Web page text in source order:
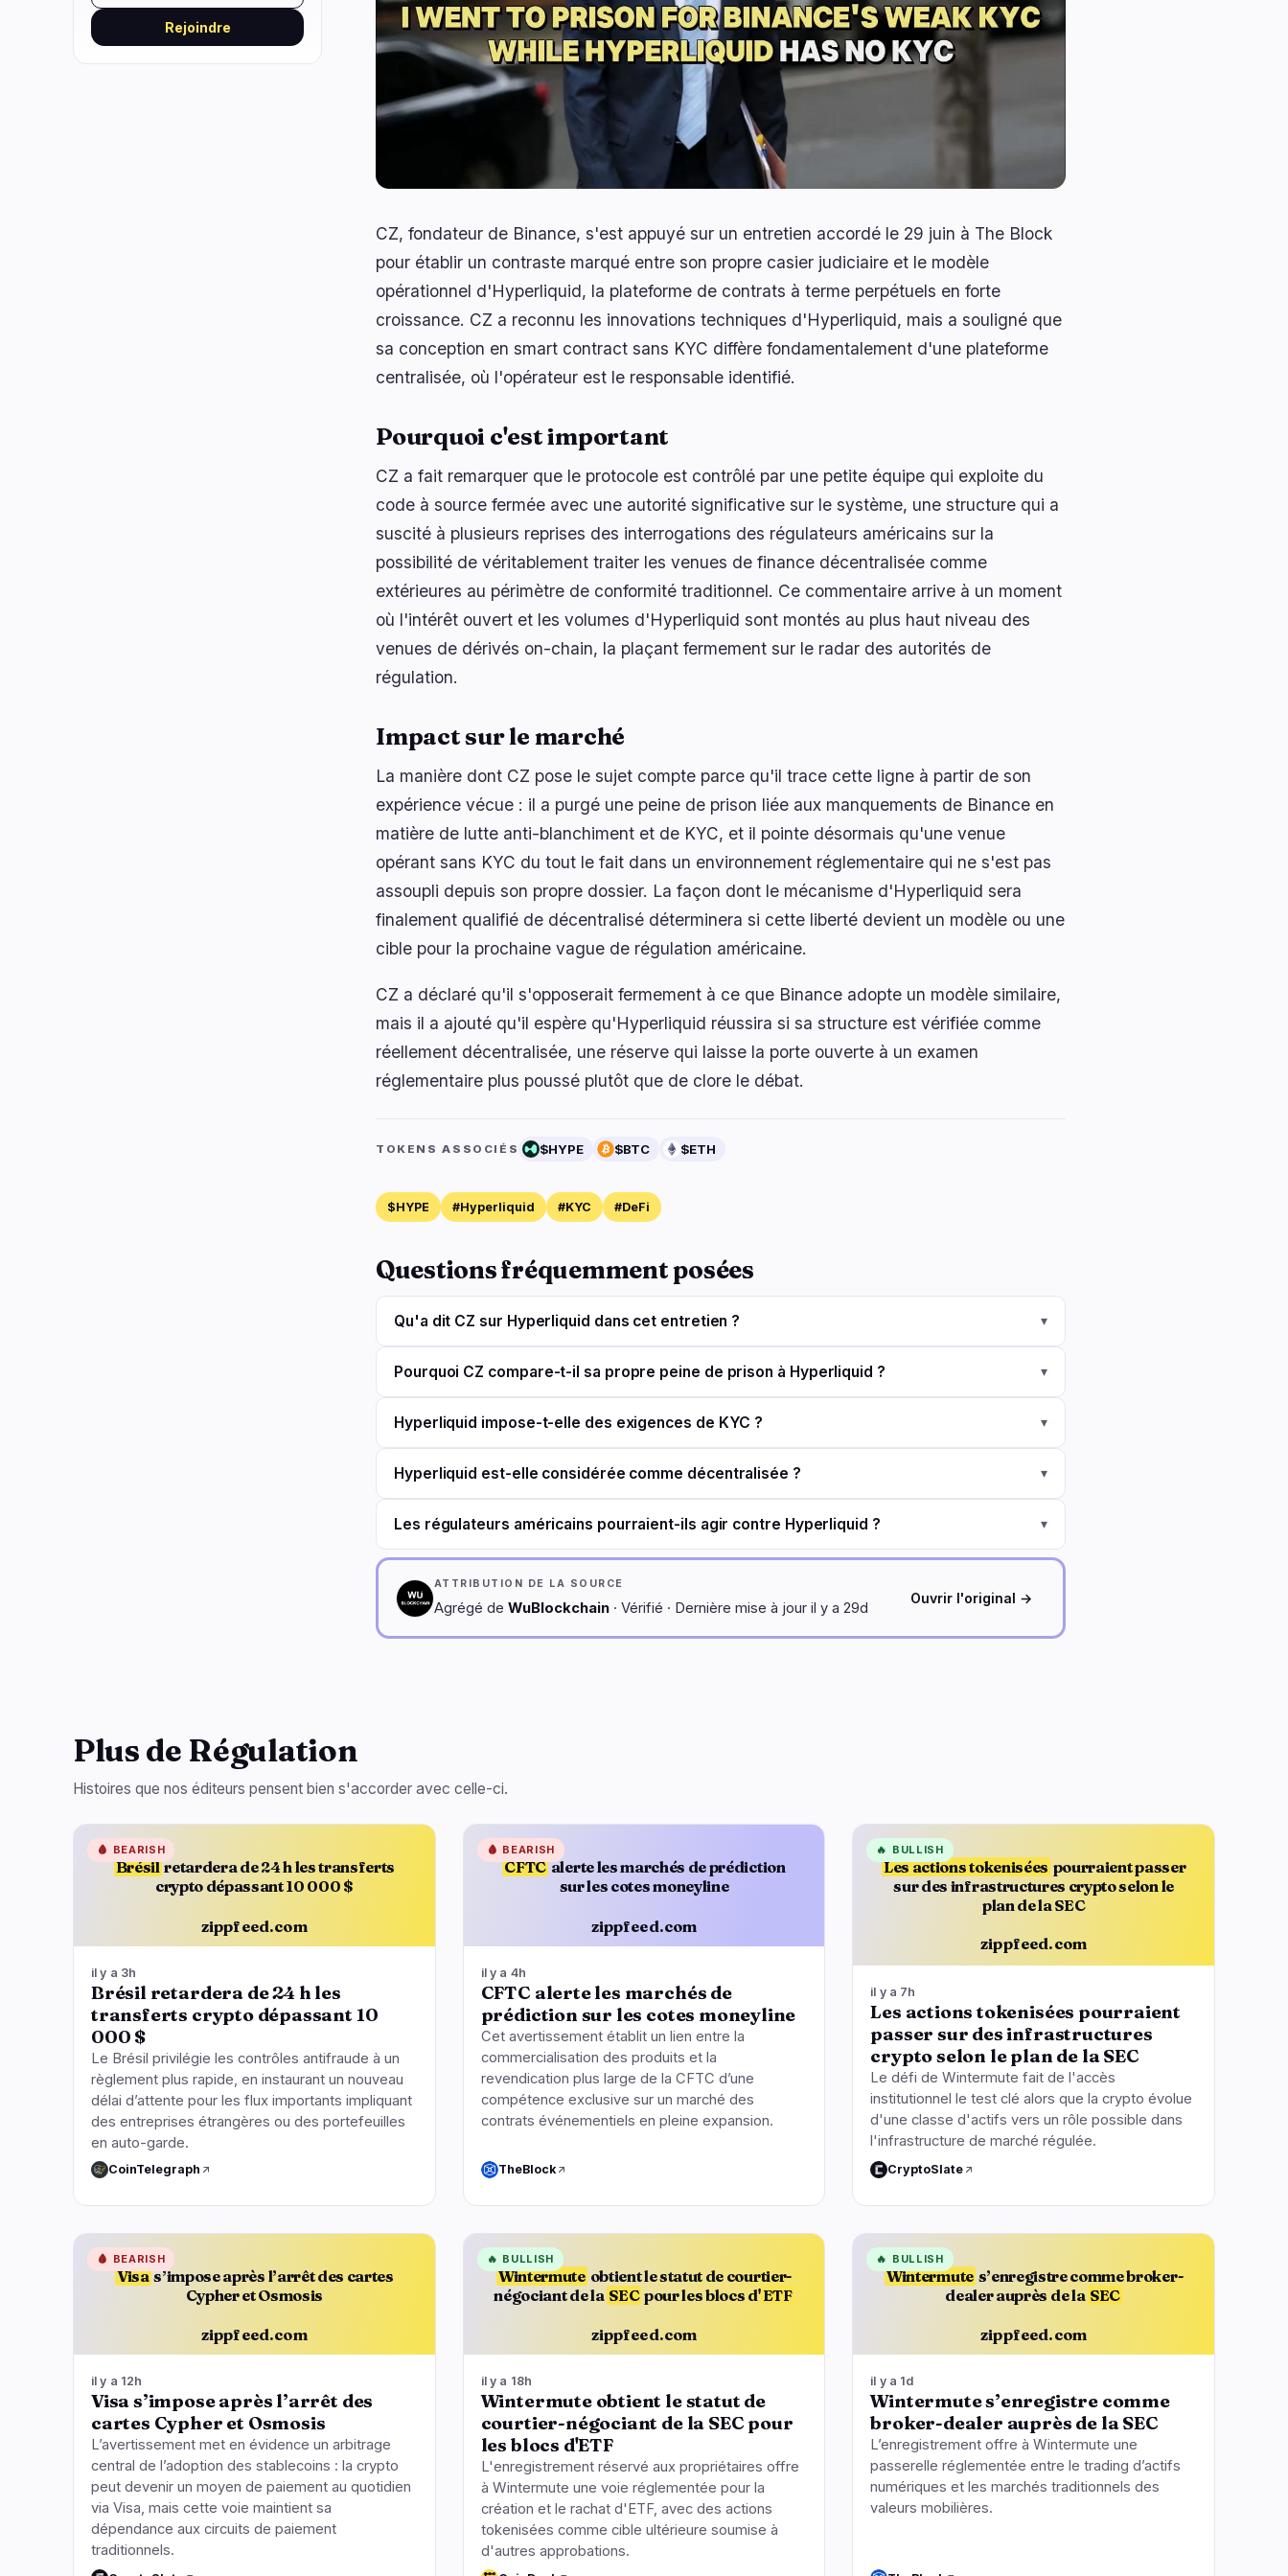
Rejoindre
CZ, fondateur de Binance, s'est appuyé sur un entretien accordé le 29 juin à The Block
pour établir un contraste marqué entre son propre casier judiciaire et le modèle
opérationnel d'Hyperliquid, la plateforme de contrats à terme perpétuels en forte
croissance. CZ a reconnu les innovations techniques d'Hyperliquid, mais a souligné que
sa conception en smart contract sans KYC diffère fondamentalement d'une plateforme
centralisée, où l'opérateur est le responsable identifié.
Pourquoi c'est important
CZ a fait remarquer que le protocole est contrôlé par une petite équipe qui exploite du
code à source fermée avec une autorité significative sur le système, une structure qui a
suscité à plusieurs reprises des interrogations des régulateurs américains sur la
possibilité de véritablement traiter les venues de finance décentralisée comme
extérieures au périmètre de conformité traditionnel. Ce commentaire arrive à un moment
où l'intérêt ouvert et les volumes d'Hyperliquid sont montés au plus haut niveau des
venues de dérivés on-chain, la plaçant fermement sur le radar des autorités de
régulation.
Impact sur le marché
La manière dont CZ pose le sujet compte parce qu'il trace cette ligne à partir de son
expérience vécue : il a purgé une peine de prison liée aux manquements de Binance en
matière de lutte anti-blanchiment et de KYC, et il pointe désormais qu'une venue
opérant sans KYC du tout le fait dans un environnement réglementaire qui ne s'est pas
assoupli depuis son propre dossier. La façon dont le mécanisme d'Hyperliquid sera
finalement qualifié de décentralisé déterminera si cette liberté devient un modèle ou une
cible pour la prochaine vague de régulation américaine.
CZ a déclaré qu'il s'opposerait fermement à ce que Binance adopte un modèle similaire,
mais il a ajouté qu'il espère qu'Hyperliquid réussira si sa structure est vérifiée comme
réellement décentralisée, une réserve qui laisse la porte ouverte à un examen
réglementaire plus poussé plutôt que de clore le débat.
TOKENS ASSOCIÉS $HYPE $BTC $ETH
$HYPE #Hyperliquid #KYC #DeFi
Questions fréquemment posées
Qu'a dit CZ sur Hyperliquid dans cet entretien ? ▾
Pourquoi CZ compare-t-il sa propre peine de prison à Hyperliquid ? ▾
Hyperliquid impose-t-elle des exigences de KYC ? ▾
Hyperliquid est-elle considérée comme décentralisée ? ▾
Les régulateurs américains pourraient-ils agir contre Hyperliquid ? ▾
ATTRIBUTION DE LA SOURCE
Agrégé de WuBlockchain · Vérifié · Dernière mise à jour il y a 29d
Ouvrir l'original →
Plus de Régulation
Histoires que nos éditeurs pensent bien s'accorder avec celle-ci.
Brésilretardera de 24 h les transferts
crypto dépassant 10 000 $
zippfeed.com
🩸 BEARISH
il y a 3h
Brésil retardera de 24 h les
transferts crypto dépassant 10
000 $
Le Brésil privilégie les contrôles antifraude à un
règlement plus rapide, en instaurant un nouveau
délai d’attente pour les flux importants impliquant
des entreprises étrangères ou des portefeuilles
en auto-garde.
CoinTelegraph
CFTCalerte les marchés de prédiction
sur les cotes moneyline
zippfeed.com
🩸 BEARISH
il y a 4h
CFTC alerte les marchés de
prédiction sur les cotes moneyline
Cet avertissement établit un lien entre la
commercialisation des produits et la
revendication plus large de la CFTC d’une
compétence exclusive sur un marché des
contrats événementiels en pleine expansion.
TheBlock
Les actions tokenisées pourraient passer
sur des infrastructures crypto selon le
plan de la SEC
zippfeed.com
🔥 BULLISH
il y a 7h
Les actions tokenisées pourraient
passer sur des infrastructures
crypto selon le plan de la SEC
Le défi de Wintermute fait de l'accès
institutionnel le test clé alors que la crypto évolue
d'une classe d'actifs vers un rôle possible dans
l'infrastructure de marché régulée.
CryptoSlate
Visas’impose après l’arrêt des cartes
Cypher et Osmosis
zippfeed.com
🩸 BEARISH
il y a 12h
Visa s’impose après l’arrêt des
cartes Cypher et Osmosis
L’avertissement met en évidence un arbitrage
central de l’adoption des stablecoins : la crypto
peut devenir un moyen de paiement au quotidien
via Visa, mais cette voie maintient sa
dépendance aux circuits de paiement
traditionnels.
Wintermute obtient le statut de courtier-
négociant de la SEC pour les blocs d'ETF
zippfeed.com
🔥 BULLISH
il y a 18h
Wintermute obtient le statut de
courtier-négociant de la SEC pour
les blocs d'ETF
L'enregistrement réservé aux propriétaires offre
à Wintermute une voie réglementée pour la
création et le rachat d'ETF, avec des actions
tokenisées comme cible ultérieure soumise à
d'autres approbations.
Wintermute s’enregistre comme broker-
dealer auprès de la SEC
zippfeed.com
🔥 BULLISH
il y a 1d
Wintermute s’enregistre comme
broker-dealer auprès de la SEC
L’enregistrement offre à Wintermute une
passerelle réglementée entre le trading d’actifs
numériques et les marchés traditionnels des
valeurs mobilières.